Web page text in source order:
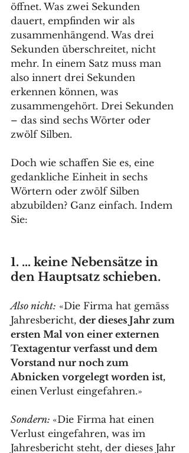
öffnet. Was zwei Sekunden
dauert, empfinden wir als
zusammenhängend. Was drei
Sekunden überschreitet, nicht
mehr. In einem Satz muss man
also innert drei Sekunden
erkennen können, was
zusammengehört. Drei Sekunden
– das sind sechs Wörter oder
zwölf Silben.
Doch wie schaffen Sie es, eine
gedankliche Einheit in sechs
Wörtern oder zwölf Silben
abzubilden? Ganz einfach. Indem
Sie:
1. … keine Nebensätze in
den Hauptsatz schieben.
Also nicht: «Die Firma hat gemäss
Jahresbericht, der dieses Jahr zum
ersten Mal von einer externen
Textagentur verfasst und dem
Vorstand nur noch zum
Abnicken vorgelegt worden ist,
einen Verlust eingefahren.»
Sondern: «Die Firma hat einen
Verlust eingefahren, was im
Jahresbericht steht, der dieses Jahr